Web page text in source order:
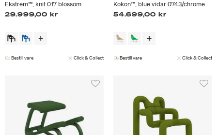
Ekstrem™, knit 017 blossom
29.999,00 kr
Bestill vare Click & Collect
Kokon™, blue vidar 0743/chrome
54.699,00 kr
Bestill vare Click & Collect